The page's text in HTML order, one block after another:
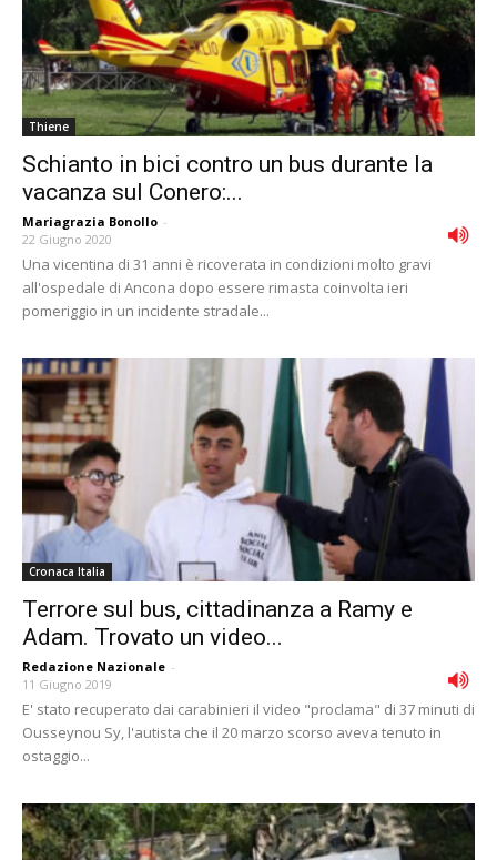
Thiene
Schianto in bici contro un bus durante la
vacanza sul Conero:...
Mariagrazia Bonollo -
22 Giugno 2020
Una vicentina di 31 anni è ricoverata in condizioni molto gravi
all'ospedale di Ancona dopo essere rimasta coinvolta ieri
pomeriggio in un incidente stradale...
Cronaca Italia
Terrore sul bus, cittadinanza a Ramy e
Adam. Trovato un video...
Redazione Nazionale -
11 Giugno 2019
E' stato recuperato dai carabinieri il video "proclama" di 37 minuti di
Ousseynou Sy, l'autista che il 20 marzo scorso aveva tenuto in
ostaggio...